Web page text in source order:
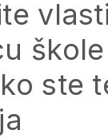
ste